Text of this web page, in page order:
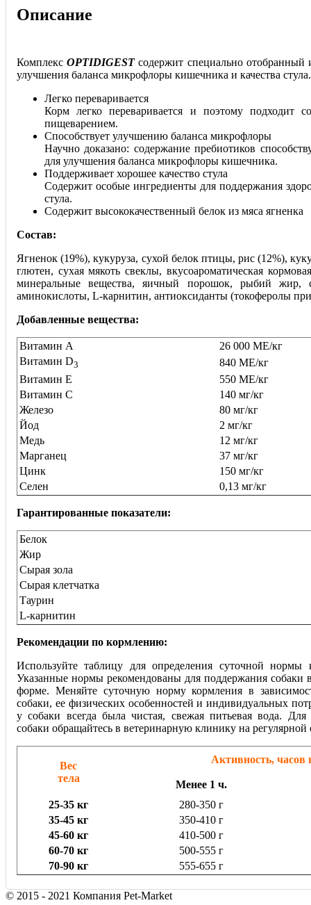
Описание
КомплексOPTIDIGESTсодержит специально отобранный
улучшения баланса микрофлоры кишечника и качества стула.
Легко переваривается
Корм легко переваривается и поэтому подходит
пищеварением.
Способствует улучшению баланса микрофлоры
Научно доказано: содержание пребиотиков
для улучшения баланса микрофлоры кишечника.
Поддерживает хорошее качество стула
Содержит особые ингредиенты для поддержания
стула.
Содержит высококачественный белок из мяса ягненка
Состав:
Ягненок (19%), кукуруза, сухой белок птицы, рис (12%),
глютен, сухая мякоть свеклы, вкусоароматическая
минеральные вещества, яичный порошок, рыбий жир,
аминокислоты, L-карнитин, антиоксиданты (токоферолы
Добавленные вещества:
Витамин А
26 000 МЕ/кг
Витамин D3
840 МЕ/кг
Витамин E
550 МЕ/кг
Витамин C
140 мг/кг
Железо
80 мг/кг
Йод
2 мг/кг
Медь
12 мг/кг
Марганец
37 мг/кг
Цинк
150 мг/кг
Селен
0,13 мг/кг
Гарантированные показатели:
Белок
Жир
Сырая зола
Сырая клетчатка
Таурин
L-карнитин
Рекомендации по кормлению:
Используйте таблицу для определения суточной нормы
Указанные нормы рекомендованы для поддержания собаки
форме. Меняйте суточную норму кормления в
собаки, ее физических особенностей и индивидуальных
у собаки всегда была чистая, свежая питьевая вода. Для
собаки обращайтесь в ветеринарную клинику на регулярной
Вес
тела
Активность, часов
Менее 1 ч.
25-35 кг
280-350 г
35-45 кг
350-410 г
45-60 кг
410-500 г
60-70 кг
500-555 г
70-90 кг
555-655 г
© 2015 - 2021 Компания Pet-Market